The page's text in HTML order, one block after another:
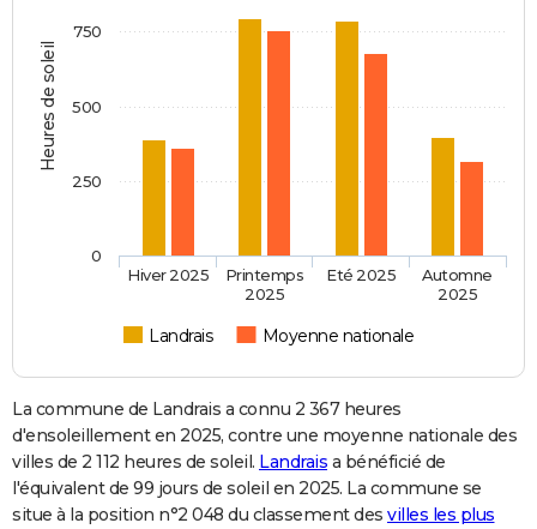
Heures de soleil
Landrais Moyenne nationale
Hiver 2025
Printemps
2025
Eté 2025
Automne
2025
0
250
500
750
La commune de Landrais a connu 2 367 heures
d'ensoleillement en 2025, contre une moyenne nationale des
villes de 2 112 heures de soleil. Landrais a bénéficié de
l'équivalent de 99 jours de soleil en 2025. La commune se
situe à la position n°2 048 du classement des villes les plus